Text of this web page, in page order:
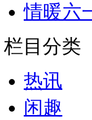
情暖六
栏目分类
热讯
闲趣